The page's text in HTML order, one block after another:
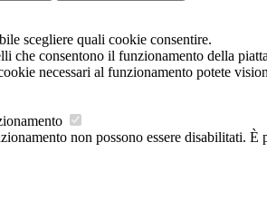
scegliere quali cookie consentire.
che consentono il funzionamento della
necessari al funzionamento potete
non possono essere disabilitati.